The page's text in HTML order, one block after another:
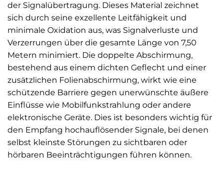
der Signalübertragung. Dieses Material zeichnet
sich durch seine exzellente Leitfähigkeit und
minimale Oxidation aus, was Signalverluste und
Verzerrungen über die gesamte Länge von 7,50
Metern minimiert. Die doppelte Abschirmung,
bestehend aus einem dichten Geflecht und einer
zusätzlichen Folienabschirmung, wirkt wie eine
schützende Barriere gegen unerwünschte äußere
Einflüsse wie Mobilfunkstrahlung oder andere
elektronische Geräte. Dies ist besonders wichtig für
den Empfang hochauflösender Signale, bei denen
selbst kleinste Störungen zu sichtbaren oder
hörbaren Beeinträchtigungen führen können.